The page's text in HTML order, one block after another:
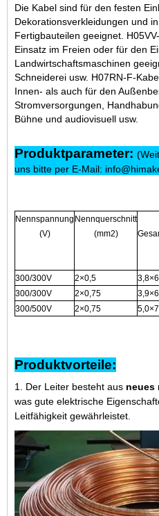
Die Kabel sind für den festen
Dekorationsverkleidungen und
Fertigbauteilen geeignet.
Einsatz im Freien oder für den
Landwirtschaftsmaschinen
Schneiderei usw. H07RN-F-
Innen- als auch für den
Stromversorgungen,
Bühne und audiovisuell usw.
Produktparameter:
uns bitte per E-Mail:
Nennspannung
(V)
Nennquerschnitt
(mm2)
300/300V 2×0,5
300/300V
2×0,75
300/500V
2×0,75
Produktvorteile:
1. Der Leiter besteht aus neues
was gute elektrische
Leitfähigkeit gewährleistet.